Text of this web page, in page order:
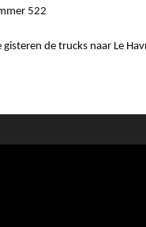
522
de trucks naar Le